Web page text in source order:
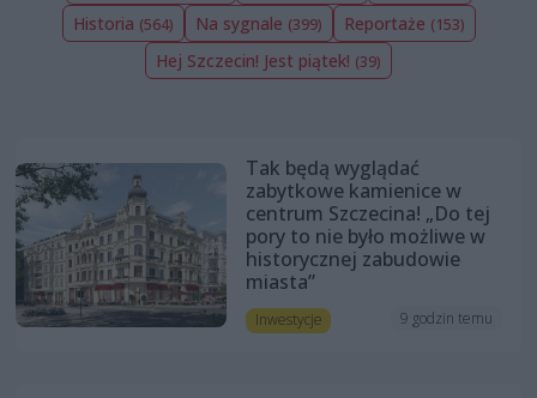
Historia (564) Na sygnale (399) Reportaże (153)
Hej Szczecin! Jest piątek! (39)
Tak będą wyglądać
zabytkowe kamienice w
centrum Szczecina! „Do tej
pory to nie było możliwe w
historycznej zabudowie
miasta”
Inwestycje 9 godzin temu